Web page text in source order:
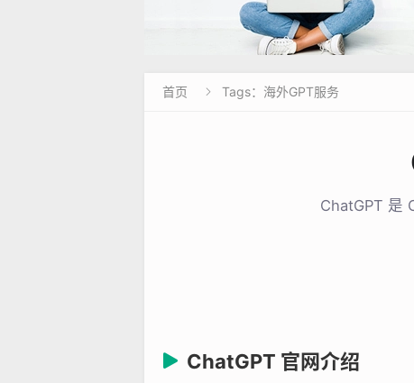
首页  Tags：海外GPT服务
ChatGPT 是
ChatGPT 官网介绍